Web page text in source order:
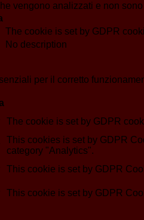
vengono analizzati e non
The cookie is set by GDPR
No description
per il corretto
The cookie is set by GDPR
This cookies is set by GDPR
category "Analytics".
This cookie is set by GDPR
This cookie is set by GDPR